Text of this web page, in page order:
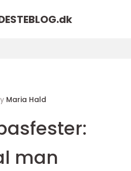
dk
Maria Hald
man